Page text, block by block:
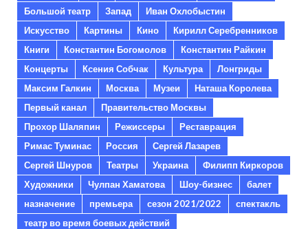
Большой театр
Запад
Иван Охлобыстин
Искусство
Картины Кино
Кирилл Серебренников
Книги
Константин Богомолов
Константин Райкин
Концерты
Ксения Собчак Культура
Лонгриды
Максим Галкин
Москва Музеи
Наташа Королева
Первый канал
Правительство Москвы
Прохор Шаляпин
Режиссеры
Реставрация
Римас Туминас
Россия
Сергей Лазарев
Сергей Шнуров
Театры Украина
Филипп Киркоров
Художники
Чулпан Хаматова Шоу-бизнес
балет
назначение
премьера сезон 2021/2022
спектакль
театр во время боевых действий